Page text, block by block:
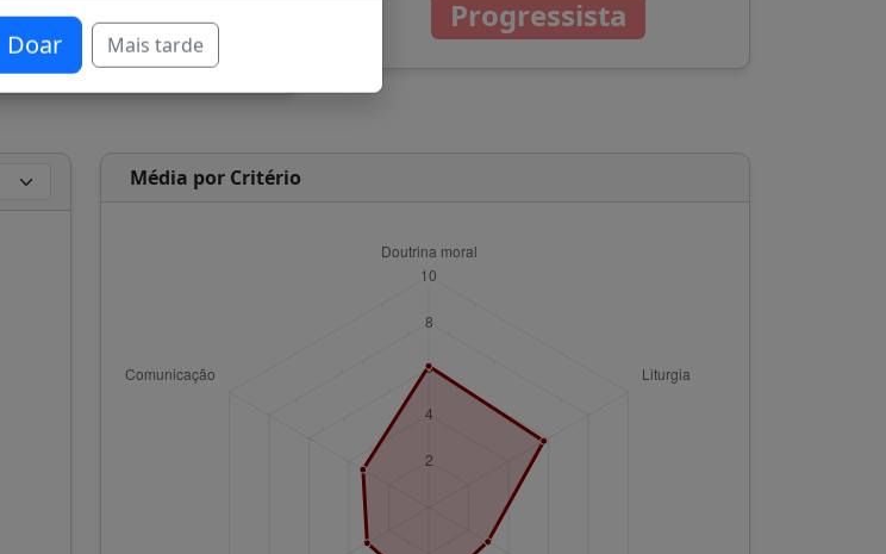
39/100
Progressista
Média por Critério
Doar Mais tarde